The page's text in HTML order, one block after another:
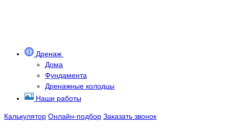
Дренаж
Дома
Фундамента
Дренажные колодцы
Наши работы
Калькулятор Онлайн-подбор Заказать звонок